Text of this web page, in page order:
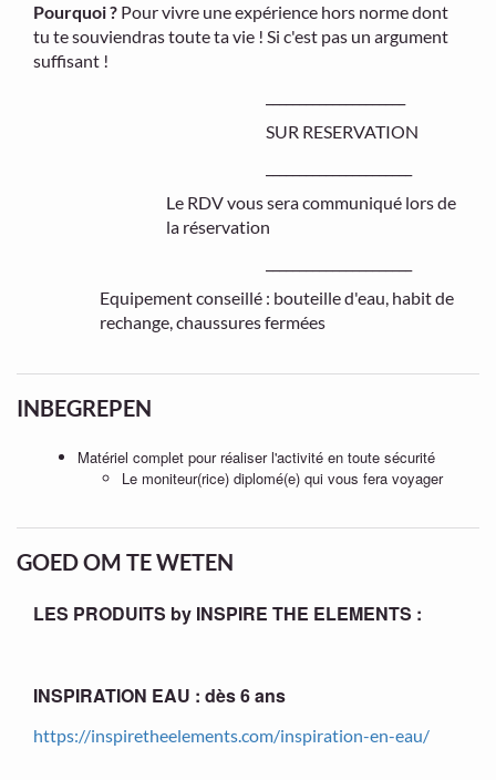
Pourquoi ? Pour vivre une expérience hors norme dont
tu te souviendras toute ta vie ! Si c'est pas un argument
suffisant !
SUR RESERVATION
Le RDV vous sera communiqué lors de
la réservation
Equipement conseillé : bouteille d'eau, habit de
rechange, chaussures fermées
INBEGREPEN
Matériel complet pour réaliser l'activité en toute sécurité
Le moniteur(rice) diplomé(e) qui vous fera voyager
GOED OM TE WETEN
LES PRODUITS by INSPIRE THE ELEMENTS :
INSPIRATION EAU : dès 6 ans
https://inspiretheelements.com/inspiration-en-eau/